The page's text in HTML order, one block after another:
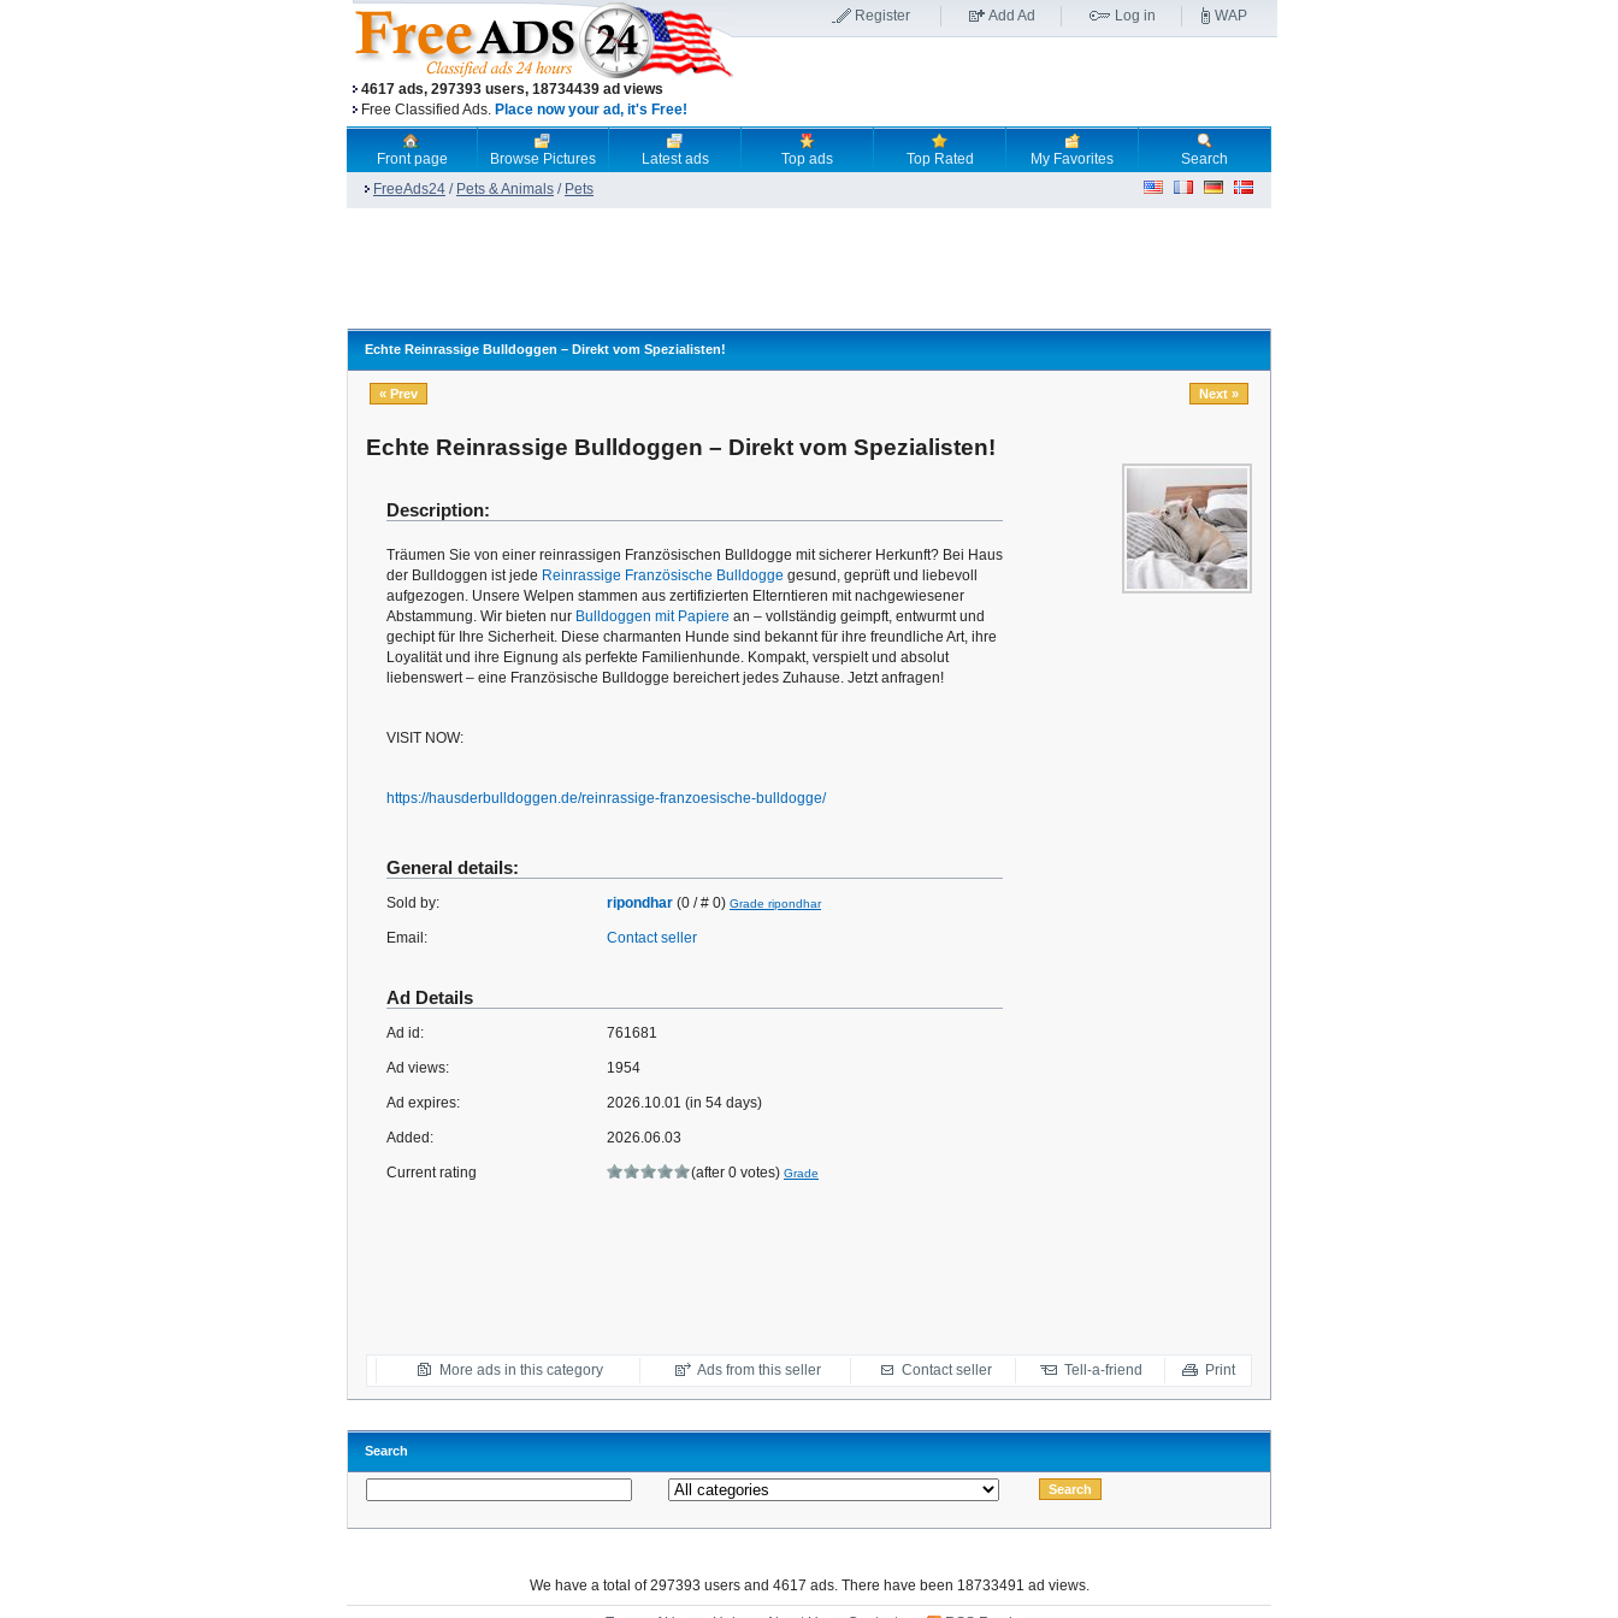
4617 ads, 297393 users, 18734439 ad views
Free Classified Ads. Place now your ad, it's Free!
Register Add Ad Log in WAP
Front page Browse Pictures Latest ads Top ads Top Rated My Favorites
Search
FreeAds24 / Pets & Animals / Pets
Echte Reinrassige Bulldoggen – Direkt vom Spezialisten!
« Prev Next »
Echte Reinrassige Bulldoggen – Direkt vom Spezialisten!
Description:
Träumen Sie von einer reinrassigen Französischen Bulldogge mit sicherer Herkunft? Bei Haus
der Bulldoggen ist jede Reinrassige Französische Bulldogge gesund, geprüft und liebevoll
aufgezogen. Unsere Welpen stammen aus zertifizierten Elterntieren mit nachgewiesener
Abstammung. Wir bieten nur Bulldoggen mit Papiere an – vollständig geimpft, entwurmt und
gechipt für Ihre Sicherheit. Diese charmanten Hunde sind bekannt für ihre freundliche Art, ihre
Loyalität und ihre Eignung als perfekte Familienhunde. Kompakt, verspielt und absolut
liebenswert – eine Französische Bulldogge bereichert jedes Zuhause. Jetzt anfragen!
VISIT NOW:
https://hausderbulldoggen.de/reinrassige-franzoesische-bulldogge/
General details:
Sold by: ripondhar (0 / # 0) Grade ripondhar
Email: Contact seller
Ad Details
Ad id: 761681
Ad views: 1954
Ad expires: 2026.10.01 (in 54 days)
Added: 2026.06.03
Current rating (after 0 votes) Grade
More ads in this category Ads from this seller Contact seller Tell-a-friend Print
Search
We have a total of 297393 users and 4617 ads. There have been 18733491 ad views.